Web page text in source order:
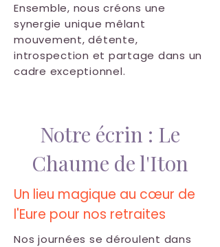
Ensemble, nous créons une
synergie unique mêlant
mouvement, détente,
introspection et partage dans un
cadre exceptionnel.
Notre écrin : Le
Chaume de l'Iton
Un lieu magique au cœur de
l'Eure pour nos retraites
Nos journées se déroulent dans